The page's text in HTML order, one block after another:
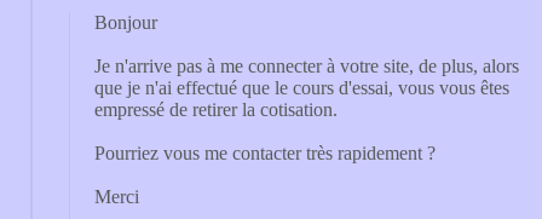
Bonjour
Je n'arrive pas à me connecter à votre site, de plus, alors
que je n'ai effectué que le cours d'essai, vous vous êtes
empressé de retirer la cotisation.
Pourriez vous me contacter très rapidement ?
Merci